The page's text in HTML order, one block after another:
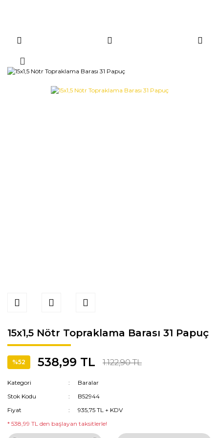
15x1,5 Nötr Topraklama Barası 31 Papuç
%52 538,99 TL 1.122,90 TL
Kategori
Baralar
Stok Kodu
B52944
Fiyat
935,75 TL + KDV
* 538,99 TL den başlayan taksitlerle!